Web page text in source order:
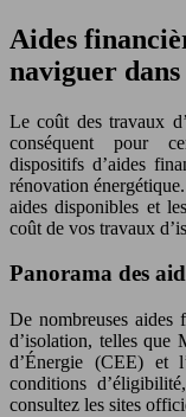
Aides
naviguer
Le coût des travaux
conséquent pour
dispositifs d’aides
rénovation
aides disponibles et
coût de vos travaux
Panorama des
De nombreuses aides
d’isolation, telles que
d’Énergie (CEE) et
conditions
consultez les sites